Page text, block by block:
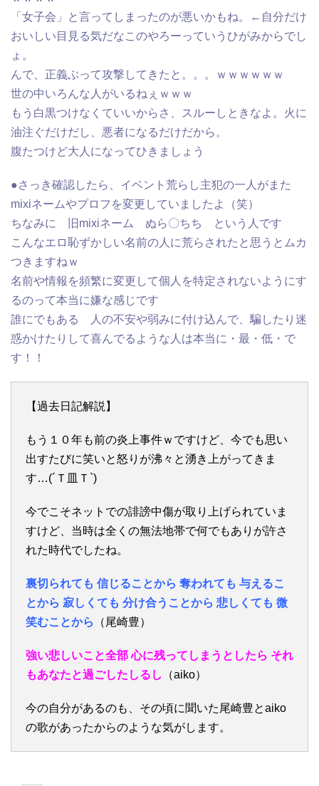
「女子会」と言ってしまったのが悪いかもね。←自分だけ
おいしい目見る気だなこのやろーっていうひがみからでし
ょ。
んで、正義ぶって攻撃してきたと。。。ｗｗｗｗｗｗ
世の中いろんな人がいるねぇｗｗｗ
もう白黒つけなくていいからさ、スルーしときなよ。火に
油注ぐだけだし、悪者になるだけだから。
腹たつけど大人になってひきましょう
●さっき確認したら、イベント荒らし主犯の一人がまた
mixiネームやプロフを変更していましたよ（笑）
ちなみに 旧mixiネーム ぬら〇ちち という人です
こんなエロ恥ずかしい名前の人に荒らされたと思うとムカ
つきますねｗ
名前や情報を頻繁に変更して個人を特定されないようにす
るのって本当に嫌な感じです
誰にでもある 人の不安や弱みに付け込んで、騙したり迷
惑かけたりして喜んでるような人は本当に・最・低・で
す！！
【過去日記解説】
もう１０年も前の炎上事件ｗですけど、今でも思い
出すたびに笑いと怒りが沸々と湧き上がってきま
す…(´Ｔ皿Ｔ`)
今でこそネットでの誹謗中傷が取り上げられていま
すけど、当時は全くの無法地帯で何でもありが許さ
れた時代でしたね。
裏切られても 信じることから 奪われても 与えるこ
とから 寂しくても 分け合うことから 悲しくても 微
笑むことから
（尾崎豊）
強い悲しいこと全部 心に残ってしまうとしたら それ
もあなたと過ごしたしるし
（aiko）
今の自分があるのも、その頃に聞いた尾崎豊とaiko
の歌があったからのような気がします。